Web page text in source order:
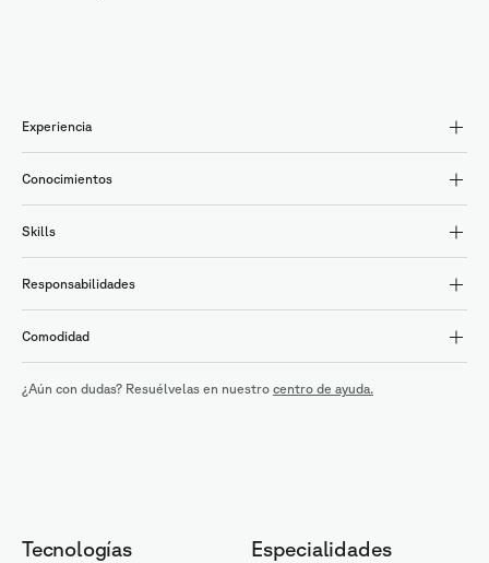
Experiencia
Conocimientos
Skills
Responsabilidades
Comodidad
¿Aún con dudas? Resuélvelas en nuestro centro de ayuda.
Tecnologías Especialidades